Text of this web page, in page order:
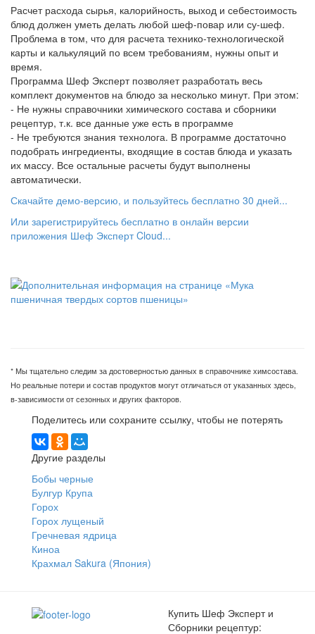
Расчет расхода сырья, калорийность, выход и себестоимость
блюд должен уметь делать любой шеф-повар или су-шеф.
Проблема в том, что для расчета технико-технологической
карты и калькуляций по всем требованиям, нужны опыт и
время.
Программа Шеф Эксперт позволяет разработать весь
комплект документов на блюдо за несколько минут. При этом:
- Не нужны справочники химического состава и сборники
рецептур, т.к. все данные уже есть в программе
- Не требуются знания технолога. В программе достаточно
подобрать ингредиенты, входящие в состав блюда и указать
их массу. Все остальные расчеты будут выполнены
автоматически.
Скачайте демо-версию, и пользуйтесь бесплатно 30 дней...
Или зарегистрируйтесь бесплатно в онлайн версии
приложения Шеф Эксперт Cloud...
* Мы тщательно следим за достоверностью данных в справочнике химсостава.
Но реальные потери и состав продуктов могут отличаться от указанных здесь,
в-зависимости от сезонных и других факторов.
Поделитесь или сохраните ссылку, чтобы не потерять
Другие разделы
Бобы черные
Булгур Крупа
Горох
Горох лущеный
Гречневая ядрица
Киноа
Крахмал Sakura (Япония)
Купить Шеф Эксперт и
Сборники рецептур: